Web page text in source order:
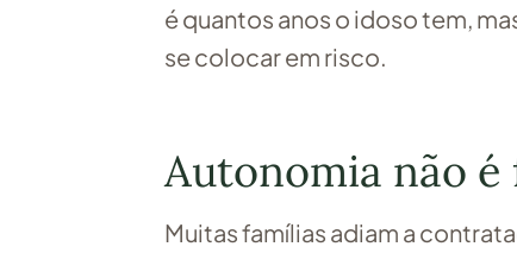
é quantos anos o idoso tem,
se colocar em risco.
Autonomia não
Muitas famílias adiam a